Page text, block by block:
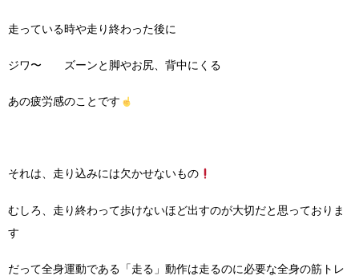
走っている時や走り終わった後に
ジワ〜 ズーンと脚やお尻、背中にくる
あの疲労感のことです
それは、走り込みには欠かせないもの
むしろ、走り終わって歩けないほど出すのが大切だと思っておりま
す
だって全身運動である「走る」動作は走るのに必要な全身の筋トレ